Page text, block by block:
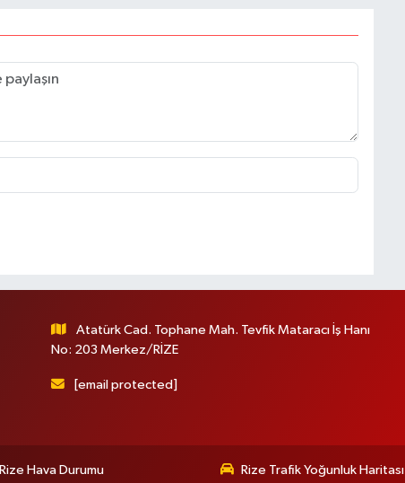
Atatürk Cad. Tophane Mah. Tevfik Mataracı İş Hanı
No: 203 Merkez/RİZE
[email protected]
Rize Hava Durumu Rize Trafik Yoğunluk Haritası